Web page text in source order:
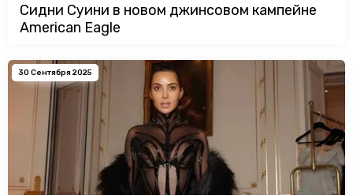
Сидни Суини в новом джинсовом кампейне
American Eagle
30 Сентября 2025